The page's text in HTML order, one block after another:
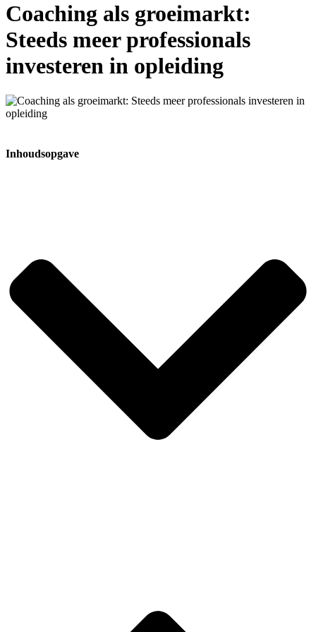
Coaching als groeimarkt:
Steeds meer professionals
investeren in opleiding
Inhoudsopgave